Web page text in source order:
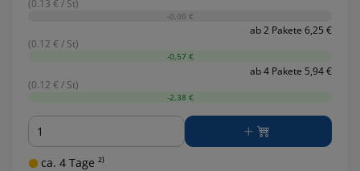
(0.13 € / St)
-0,00 €
ab 2 Pakete 6,25 €
(0.12 € / St)
-0,57 €
ab 4 Pakete 5,94 €
(0.12 € / St)
-2,38 €
Menge
ca. 4 Tage ²⁾